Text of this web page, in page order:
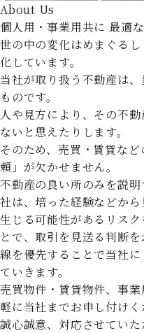
About Us
個人用・事業用共に 最適
世の中の変化はめまぐる
化しています。
当社が取り扱う不動産は
ものです。
人や見方により、その不
ないと思えたりします。
そのため、売買・賃貸な
頼」が欠かせません。
不動産の良い所のみを説
社は、培った経験などか
生じる可能性があるリス
とで、取引を見送る判断
線を優先することで当社
ていきます。
売買物件・賃貸物件、事
軽に当社までお申し付けく
誠心誠意、対応させていた